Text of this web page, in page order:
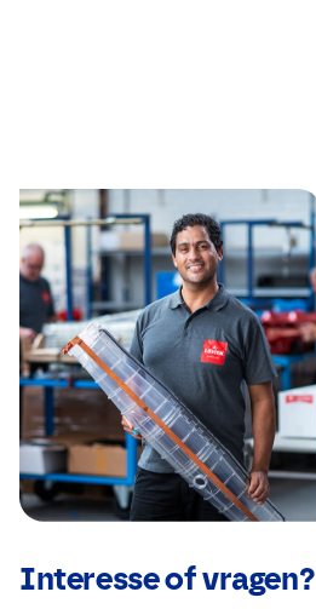
Interesse of vragen?